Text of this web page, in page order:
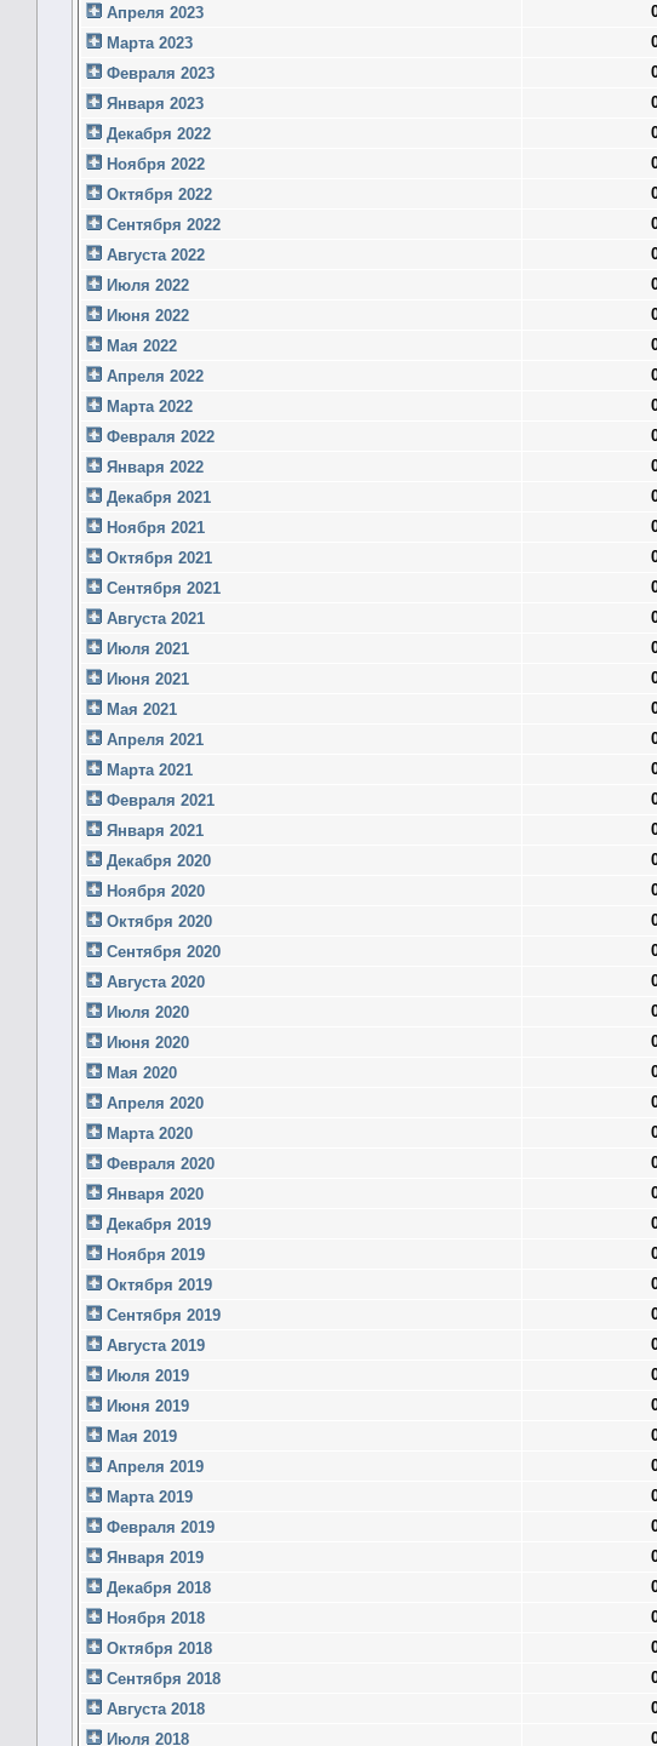
Апреля 2023
Марта 2023
Февраля 2023
Января 2023
Декабря 2022
Ноября 2022
Октября 2022
Сентября 2022
Августа 2022
Июля 2022
Июня 2022
Мая 2022
Апреля 2022
Марта 2022
Февраля 2022
Января 2022
Декабря 2021
Ноября 2021
Октября 2021
Сентября 2021
Августа 2021
Июля 2021
Июня 2021
Мая 2021
Апреля 2021
Марта 2021
Февраля 2021
Января 2021
Декабря 2020
Ноября 2020
Октября 2020
Сентября 2020
Августа 2020
Июля 2020
Июня 2020
Мая 2020
Апреля 2020
Марта 2020
Февраля 2020
Января 2020
Декабря 2019
Ноября 2019
Октября 2019
Сентября 2019
Августа 2019
Июля 2019
Июня 2019
Мая 2019
Апреля 2019
Марта 2019
Февраля 2019
Января 2019
Декабря 2018
Ноября 2018
Октября 2018
Сентября 2018
Августа 2018
Июля 2018